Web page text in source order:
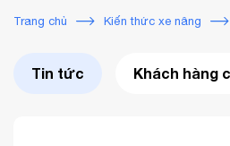
Trang chủ Kiến thức xe nâng
Tin tức Khách hàng